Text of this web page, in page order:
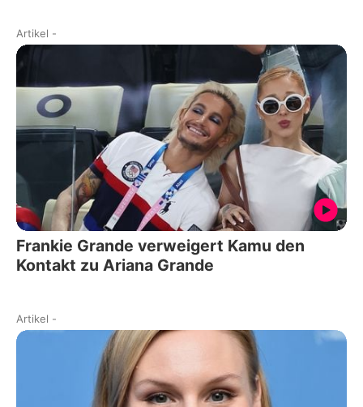
Artikel -
Frankie Grande verweigert Kamu den
Kontakt zu Ariana Grande
Artikel -